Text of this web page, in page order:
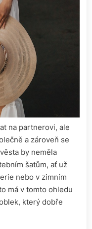
na partnerovi, ale
a zároveň se
by neměla
šatům, ať už
nebo v zimním
má v tomto ohledu
který dobře